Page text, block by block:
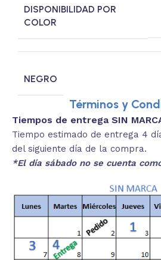
DISPONIBILIDAD POR
COLOR
NEGRO
Términos y
Tiempos de entrega SIN
Tiempo estimado de entrega 4
del siguiente día de la compra.
*El día sábado no se cuenta